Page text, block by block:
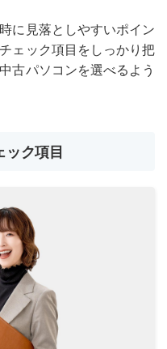
に見落としやすいポイン
ェック項目をしっかり把
古パソコンを選べるよう
ク項目